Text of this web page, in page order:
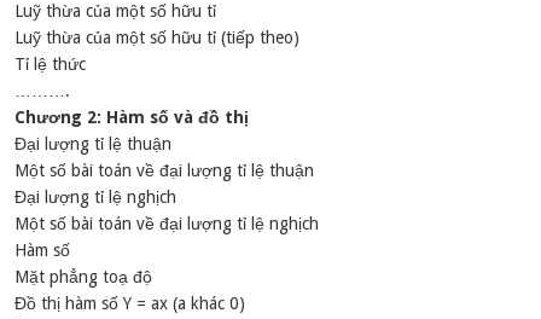
Luỹ thừa của một số hữu tỉ
Luỹ thừa của một số hữu tỉ (tiếp theo)
Tỉ lệ thức
……….
Chương 2: Hàm số và đồ thị
Đại lượng tỉ lệ thuận
Một số bài toán về đại lượng tỉ lệ thuận
Đại lượng tỉ lệ nghịch
Một số bài toán về đại lượng tỉ lệ nghịch
Hàm số
Mặt phẳng toạ độ
Đồ thị hàm số Y = ax (a khác 0)